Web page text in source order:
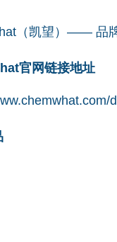
（凯望）—— 品
官网链接地址